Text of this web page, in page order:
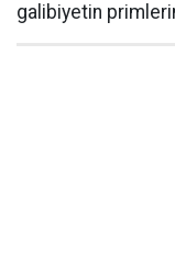
galibiyetin